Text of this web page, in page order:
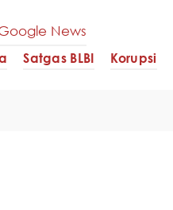
News
Satgas BLBI Korupsi